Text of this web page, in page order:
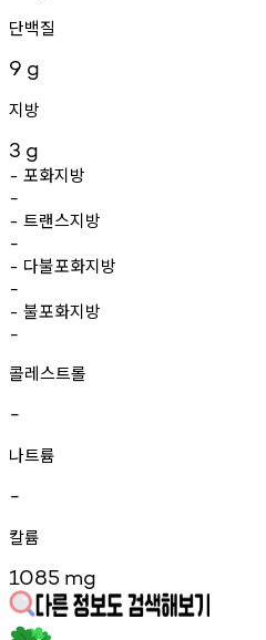
단백질
9 g
지방
3 g
- 포화지방
-
- 트랜스지방
-
- 다불포화지방
-
- 불포화지방
-
콜레스트롤
-
나트륨
-
칼륨
1085 mg